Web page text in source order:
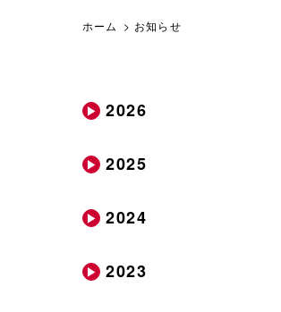
ホーム > お知らせ
2026
2025
2024
2023